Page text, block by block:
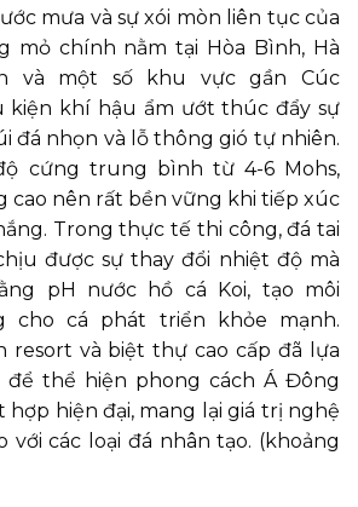
mưa và sự xói mòn liên tục của
mỏ chính nằm tại Hòa Bình, Hà
và một số khu vực gần Cúc
kiện khí hậu ẩm ướt thúc đẩy sự
đá nhọn và lỗ thông gió tự nhiên.
cứng trung bình từ 4-6 Mohs,
cao nên rất bền vững khi tiếp xúc
Trong thực tế thi công, đá tai
được sự thay đổi nhiệt độ mà
pH nước hồ cá Koi, tạo môi
cho cá phát triển khỏe mạnh.
resort và biệt thự cao cấp đã lựa
để thể hiện phong cách Á Đông
hiện đại, mang lại giá trị nghệ
các loại đá nhân tạo. (khoảng